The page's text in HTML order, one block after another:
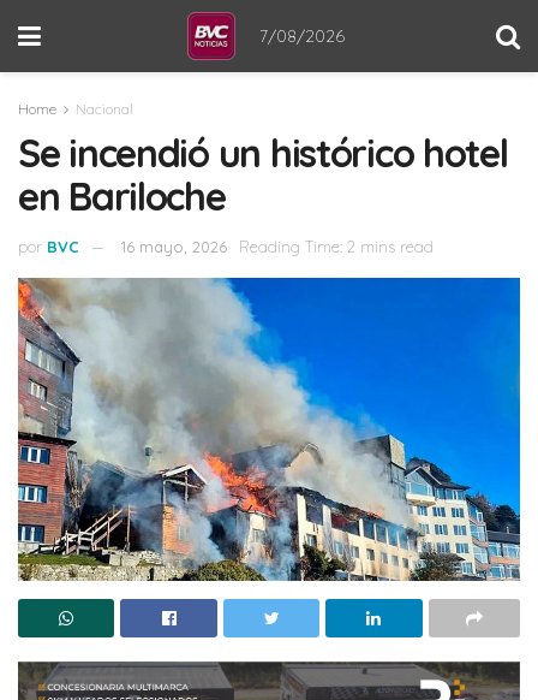
7/08/2026
Home Nacional
Se incendió un histórico hotel
en Bariloche
por BVC 16 mayo, 2026 Reading Time: 2 mins read